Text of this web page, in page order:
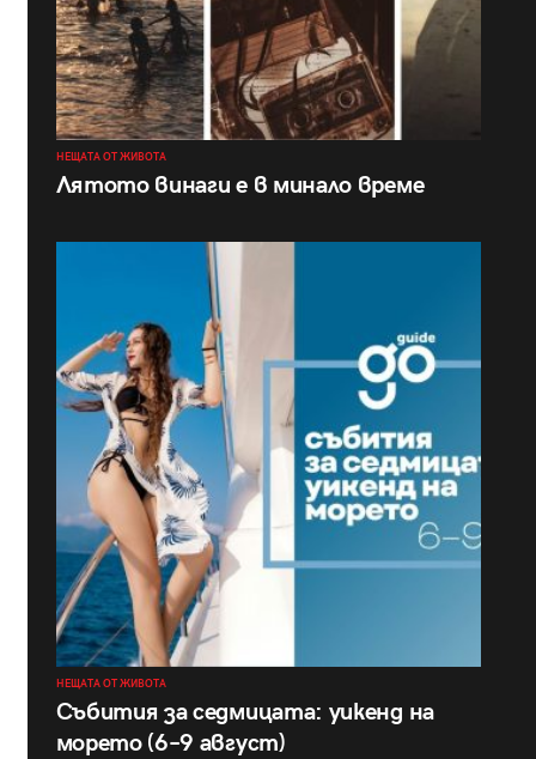
НЕЩАТА ОТ ЖИВОТА
Лятото винаги е в минало време
НЕЩАТА ОТ ЖИВОТА
Събития за седмицата: уикенд на
морето (6–9 август)